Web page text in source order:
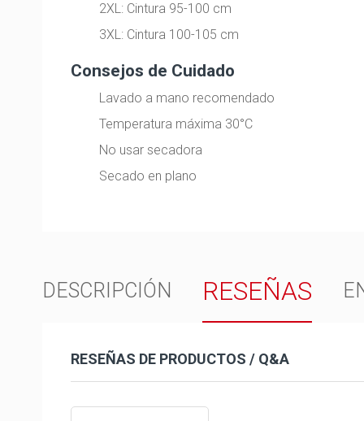
2XL: Cintura 95-100 cm
3XL: Cintura 100-105 cm
Consejos de Cuidado
Lavado a mano recomendado
Temperatura máxima 30°C
No usar secadora
Secado en plano
DESCRIPCIÓN RESEÑAS
RESEÑAS DE PRODUCTOS / Q&A